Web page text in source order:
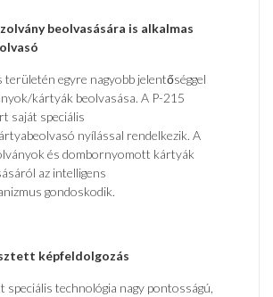
beolvasására is alkalmas
területén egyre nagyobb jelentőséggel
kártyák beolvasása. A P-215
saját speciális
nyílással rendelkezik. A
és dombornyomott kártyák
az intelligens
gondoskodik.
képfeldolgozás
speciális technológia nagy pontosságú,